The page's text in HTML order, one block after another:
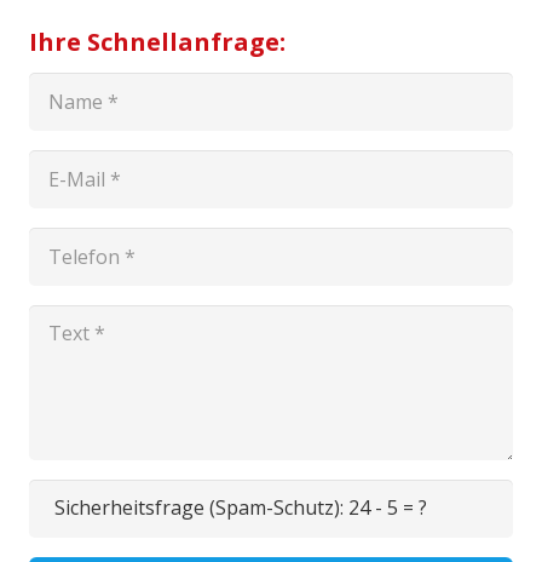
Ihre Schnellanfrage:
Sicherheitsfrage (Spam-Schutz): 24 - 5 = ?